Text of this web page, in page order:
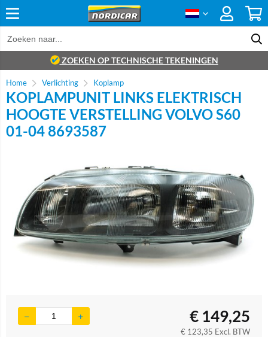
ZOEKEN OP TECHNISCHE TEKENINGEN
Home Verlichting Koplamp
KOPLAMPUNIT LINKS ELEKTRISCH
HOOGTE VERSTELLING VOLVO S60
01-04 8693587
€ 149,25
€ 123,35 Excl. BTW